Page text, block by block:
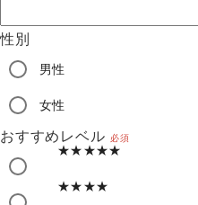
性別
男性
女性
おすすめレベル 必須
★★★★★
★★★★